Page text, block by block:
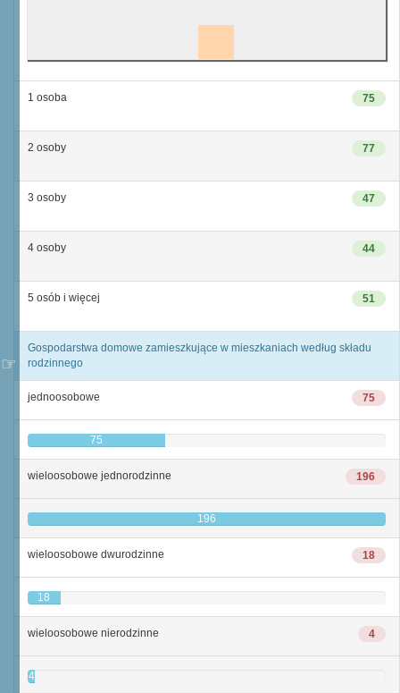
75
1 osoba
77
2 osoby
47
3 osoby
44
4 osoby
51
5 osób i więcej
Gospodarstwa domowe zamieszkujące w mieszkaniach według składu
rodzinnego
75
jednoosobowe
75
196
wieloosobowe jednorodzinne
196
18
wieloosobowe dwurodzinne
18
4
wieloosobowe nierodzinne
4